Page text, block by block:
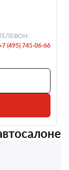
(495) 745-06-66